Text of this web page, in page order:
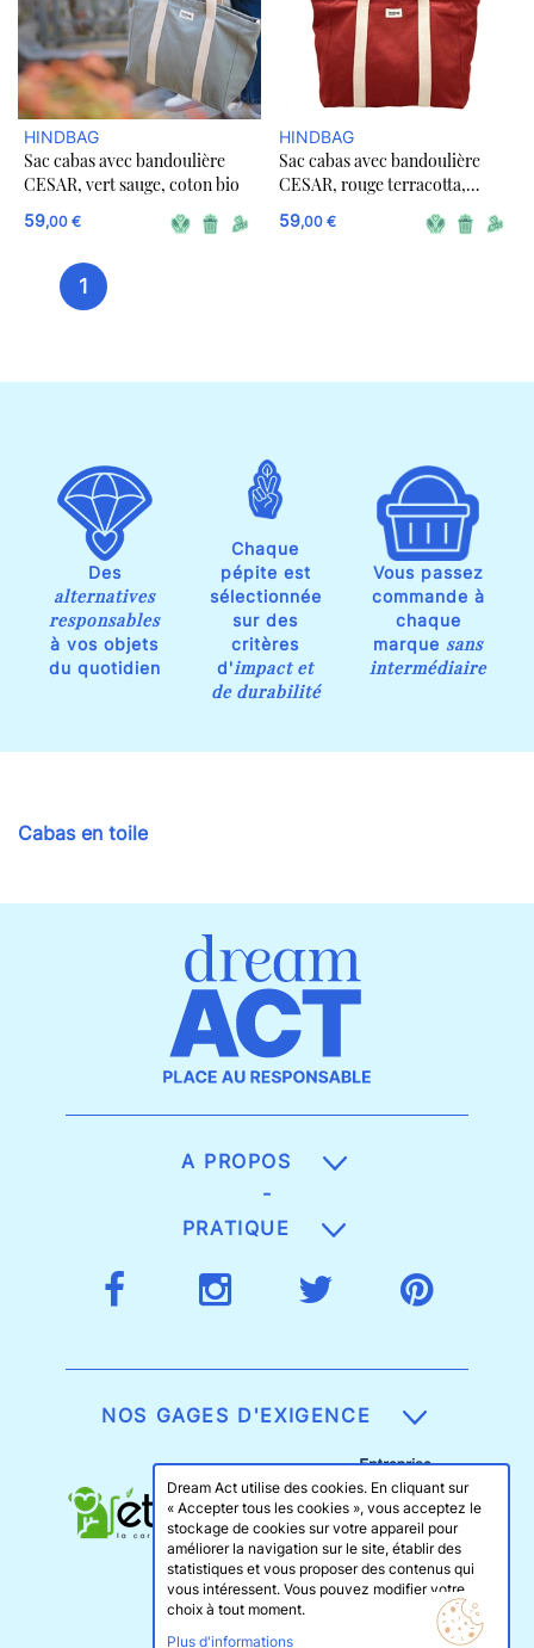
HINDBAG
Sac cabas avec bandoulière
CESAR, vert sauge, coton bio
59,00 €
HINDBAG
Sac cabas avec bandoulière
CESAR, rouge terracotta,
coton bio
59,00 €
1
Des
alternatives
responsables
à vos objets
du quotidien
Chaque
pépite est
sélectionnée
sur des
critères
d'impact et
de durabilité
Vous passez
commande à
chaque
marque sans
intermédiaire
Cabas en toile
A PROPOS
-
PRATIQUE
NOS GAGES D'EXIGENCE
Dream Act utilise des cookies. En cliquant sur
« Accepter tous les cookies », vous acceptez le
stockage de cookies sur votre appareil pour
améliorer la navigation sur le site, établir des
statistiques et vous proposer des contenus qui
vous intéressent. Vous pouvez modifier votre
choix à tout moment.
Plus d'informations